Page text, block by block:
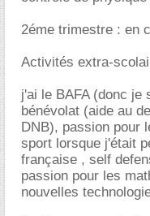
2éme trimestre : en
Activités extra-
j'ai le BAFA (donc je
bénévolat (aide au
DNB), passion pour
sport lorsque j'était
française , self
passion pour les
nouvelles